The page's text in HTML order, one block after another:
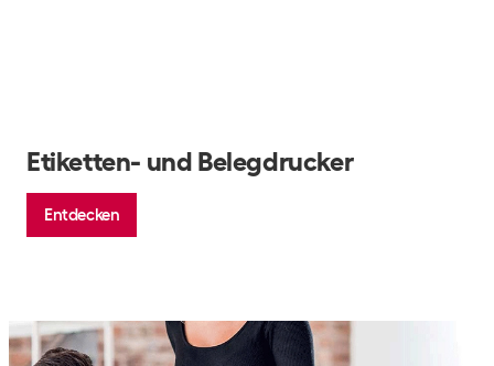
Etiketten- und Belegdrucker
Entdecken